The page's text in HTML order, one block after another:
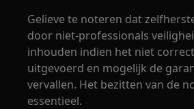
Gelieve te noteren dat
door niet-professionals
inhouden indien het niet
uitgevoerd en mogelijk de
vervallen. Het bezitten van de
essentieel.